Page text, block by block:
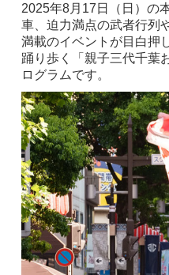
2025年8月17日（日）の
車、迫力満点の武者行列
満載のイベントが目白押
踊り歩く「親子三代千葉
ログラムです。